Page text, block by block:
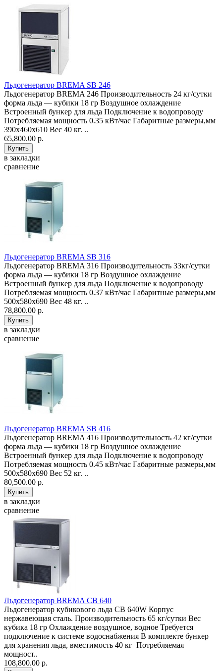
Льдогенератор BREMA SB 246
Льдогенератор BREMA 246 Производительность 24 кг/сутки
форма льда — кубики 18 гр Воздушное охлаждение
Встроенный бункер для льда Подключение к водопроводу
Потребляемая мощность 0.35 кВт/час Габаритные размеры,мм
390х460х610 Вес 40 кг. ..
65,800.00 р.
в закладки
сравнение
Льдогенератор BREMA SB 316
Льдогенератор BREMA 316 Производительность 33кг/сутки
форма льда — кубики 18 гр Воздушное охлаждение
Встроенный бункер для льда Подключение к водопроводу
Потребляемая мощность 0.37 кВт/час Габаритные размеры,мм
500х580х690 Вес 48 кг. ..
78,800.00 р.
в закладки
сравнение
Льдогенератор BREMA SB 416
Льдогенератор BREMA 416 Производительность 42 кг/сутки
форма льда — кубики 18 гр Воздушное охлаждение
Встроенный бункер для льда Подключение к водопроводу
Потребляемая мощность 0.45 кВт/час Габаритные размеры,мм
500х580х690 Вес 52 кг. ..
80,500.00 р.
в закладки
сравнение
Льдогенератор BREMA СВ 640
Льдогенератор кубикового льда СВ 640W Корпус
нержавеющая сталь. Производительность 65 кг/сутки Вес
кубика 18 гр Охлаждение воздушное, водное Требуется
подключение к системе водоснабжения В комплекте бункер
для хранения льда, вместимость 40 кг Потребляемая
мощност..
108,800.00 р.